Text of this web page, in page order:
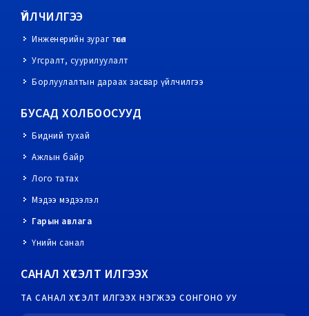
ҮЙЛЧИЛГЭЭ
Инженерийн зураг төсөл
Угсралт, суурилуулалт
Борлуулалтын дараах засвар үйлчилгээ
БУСАД ХОЛБООСУУД
Бидний тухай
Ажлын байр
Лого татах
Мэдээ мэдээлэл
Гарын авлага
Үнийн санал
САНАЛ ХҮСЭЛТ ИЛГЭЭХ
ТА САНАЛ ХҮСЭЛТ ИЛГЭЭХ НЭГЖЭЭ СОНГОНО УУ